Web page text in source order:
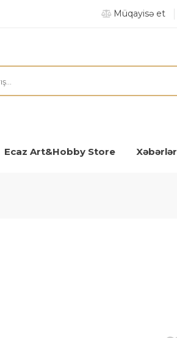
Müqayisə et
Ecaz Art&Hobby Store Xəbərlər